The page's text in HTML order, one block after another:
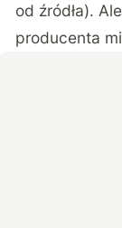
od źródła).
producenta